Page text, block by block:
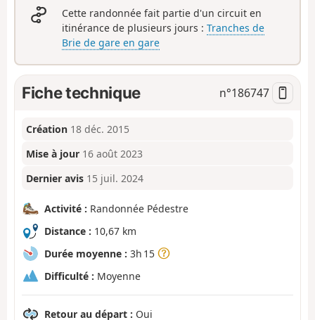
Cette randonnée fait partie d'un circuit en
itinérance de plusieurs jours :Tranches de
Brie de gare en gare
Fiche technique n°186747
Création 18 déc. 2015
Mise à jour 16 août 2023
Dernier avis 15 juil. 2024
Activité : Randonnée Pédestre
Distance : 10,67 km
Durée moyenne : 3h 15
Difficulté : Moyenne
Retour au départ : Oui